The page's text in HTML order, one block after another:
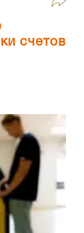
счетов